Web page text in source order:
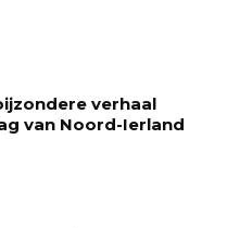
verhaal
van Noord-Ierland